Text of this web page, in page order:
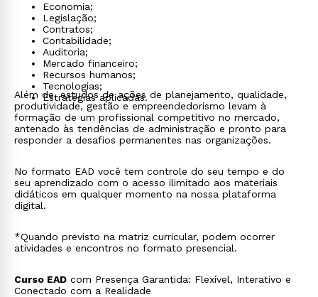
Economia;
Legislação;
Contratos;
Contabilidade;
Auditoria;
Mercado financeiro;
Recursos humanos;
Tecnologias;
Estratégias aplicadas.
Além de, estudos de ações de planejamento, qualidade,
produtividade, gestão e empreendedorismo levam à
formação de um profissional competitivo no mercado,
antenado às tendências de administração e pronto para
responder a desafios permanentes nas organizações.
No formato EAD você tem controle do seu tempo e do
seu aprendizado com o acesso ilimitado aos materiais
didáticos em qualquer momento na nossa plataforma
digital.
*Quando previsto na matriz curricular, podem ocorrer
atividades e encontros no formato presencial.
Curso EAD com Presença Garantida: Flexível, Interativo e
Conectado com a Realidade